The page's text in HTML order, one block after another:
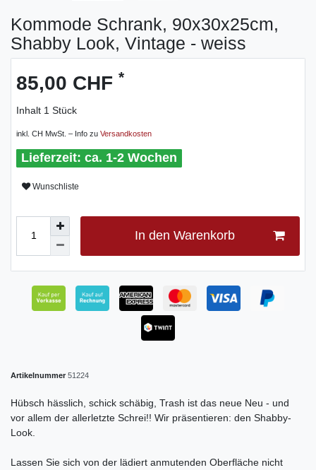
Kommode Schrank, 90x30x25cm,
Shabby Look, Vintage - weiss
85,00 CHF *
Inhalt 1 Stück
inkl. CH MwSt. – Info zu Versandkosten
ca. 1-2 Wochen
Wunschliste
In den Warenkorb
Artikelnummer 51224
Hübsch hässlich, schick schäbig, Trash ist das neue Neu - und
vor allem der allerletzte Schrei!! Wir präsentieren: den Shabby-
Look.
Lassen Sie sich von der lädiert anmutenden Oberfläche nicht